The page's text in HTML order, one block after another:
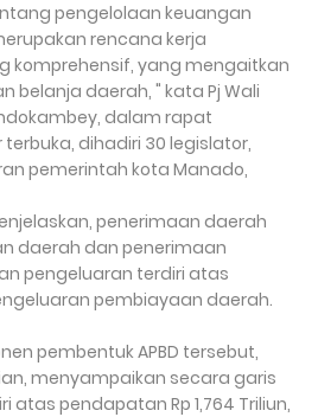
pengelolaan keuangan
rencana kerja
komprehensif, yang mengaitkan
belanja daerah, " kata Pj Wali
dalam rapat
dihadiri 30 legislator,
pemerintah kota Manado,
penerimaan daerah
daerah dan penerimaan
pengeluaran terdiri atas
pembiayaan daerah.
pembentuk APBD tersebut,
menyampaikan secara garis
atas pendapatan Rp 1,764 Triliun,